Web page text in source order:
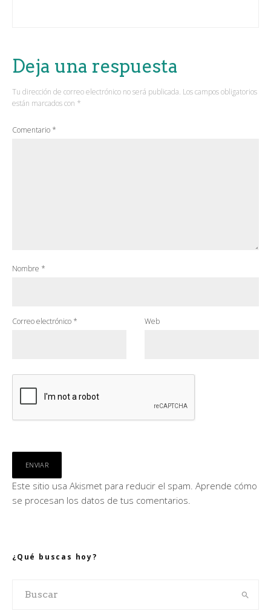
Deja una respuesta
Tu dirección de correo electrónico no será publicada. Los campos obligatorios
están marcados con *
Comentario *
Nombre *
Correo electrónico * Web
Este sitio usa Akismet para reducir el spam. Aprende cómo
se procesan los datos de tus comentarios.
¿Qué buscas hoy?